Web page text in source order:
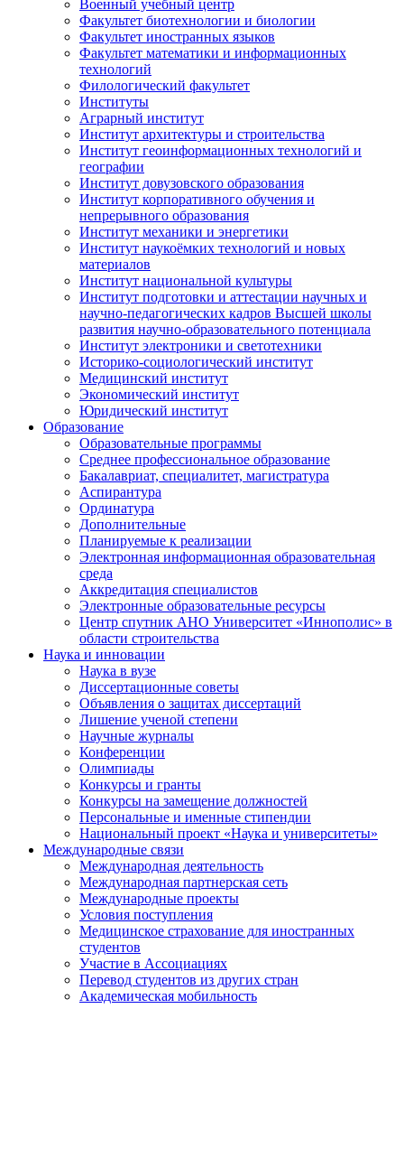
Военный учебный центр
Факультет биотехнологии и биологии
Факультет иностранных языков
Факультет математики и информационных
технологий
Филологический факультет
Институты
Аграрный институт
Институт архитектуры и строительства
Институт геоинформационных технологий и
географии
Институт довузовского образования
Институт корпоративного обучения и
непрерывного образования
Институт механики и энергетики
Институт наукоёмких технологий и новых
материалов
Институт национальной культуры
Институт подготовки и аттестации научных и
научно-педагогических кадров Высшей школы
развития научно-образовательного потенциала
Институт электроники и светотехники
Историко-социологический институт
Медицинский институт
Экономический институт
Юридический институт
Образование
Образовательные программы
Среднее профессиональное образование
Бакалавриат, специалитет, магистратура
Аспирантура
Ординатура
Дополнительные
Планируемые к реализации
Электронная информационная образовательная
среда
Аккредитация специалистов
Электронные образовательные ресурсы
Центр спутник АНО Университет «Иннополис» в
области строительства
Наука и инновации
Наука в вузе
Диссертационные советы
Объявления о защитах диссертаций
Лишение ученой степени
Научные журналы
Конференции
Олимпиады
Конкурсы и гранты
Конкурсы на замещение должностей
Персональные и именные стипендии
Национальный проект «Наука и университеты»
Международные связи
Международная деятельность
Международная партнерская сеть
Международные проекты
Условия поступления
Медицинское страхование для иностранных
студентов
Участие в Ассоциациях
Перевод студентов из других стран
Академическая мобильность